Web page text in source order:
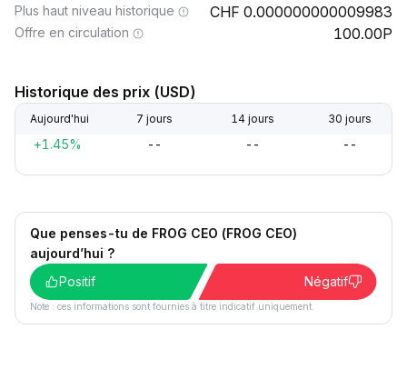
Plus haut niveau historique 0.000000000009983
Offre en circulation 100.00P
Historique des prix (USD)
Aujourd'hui 7 jours 14 jours 30 jours
+1.45% -- -- --
Que penses-tu de FROG CEO (FROG CEO)
aujourd’hui ?
Positif
Négatif
Note : ces informations sont fournies à titre indicatif uniquement.